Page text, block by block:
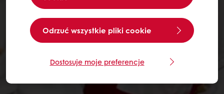
Odrzuć wszystkie pliki cookie
Dostosuje moje preferencje